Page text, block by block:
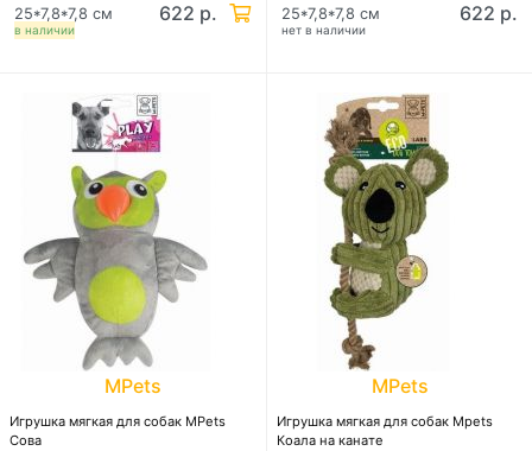
в наличии
25*7,8*7,8 см 622 р.
нет в наличии
25*7,8*7,8 см 622 р.
MPets
Игрушка мягкая для собак MPets
Сова
MPets
Игрушка мягкая для собак Mpets
Коала на канате